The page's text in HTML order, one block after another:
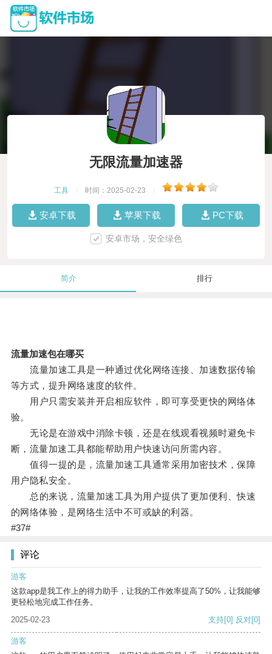
无限流量加速器
工具 时间：2025-02-23
安卓下载 苹果下载 PC下载
安卓市场，安全绿色
简介 排行
流量加速包在哪买
流量加速工具是一种通过优化网络连接、加速数据传输
等方式，提升网络速度的软件。
用户只需安装并开启相应软件，即可享受更快的网络体
验。
无论是在游戏中消除卡顿，还是在线观看视频时避免卡
断，流量加速工具都能帮助用户快速访问所需内容。
值得一提的是，流量加速工具通常采用加密技术，保障
用户隐私安全。
总的来说，流量加速工具为用户提供了更加便利、快速
的网络体验，是网络生活中不可或缺的利器。
#37#
评论
游客
这款app是我工作上的得力助手，让我的工作效率提高了50%，让我能够
更轻松地完成工作任务。
2025-02-23
支持[0] 反对[0]
游客